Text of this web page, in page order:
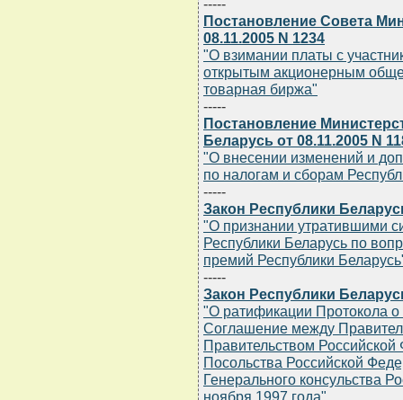
-----
Постановление Совета
08.11.2005 N 1234
"О взимании платы с
открытым акционерным
товарная биржа"
-----
Постановление
Беларусь от 08.11.2005 N
"О внесении изменений и
по налогам и сборам
-----
Закон Республики
"О признании утратившими
Республики Беларусь по
премий Республики
-----
Закон Республики
"О ратификации Протокола
Соглашение между
Правительством
Посольства Российской
Генерального консульства
ноября 1997 года"